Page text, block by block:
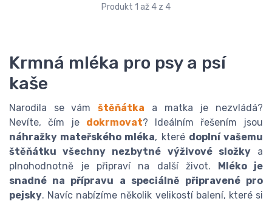
Produkt 1 až 4 z 4
Krmná mléka pro psy a psí
kaše
Narodila se vámštěňátka a matka je nezvládá?
Nevíte, čím je dokrmovat? Ideálním řešením jsou
náhražky mateřského mléka, které doplní vašemu
štěňátku všechny nezbytné výživové složkya
plnohodnotně je připraví na další život. Mléko je
snadné na přípravu a speciálně připravené pro
pejsky. Navíc nabízíme několik velikostí balení, které si